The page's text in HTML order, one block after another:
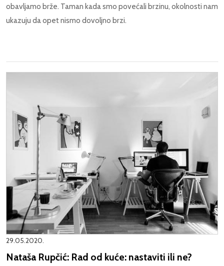
obavljamo brže. Taman kada smo povećali brzinu, okolnosti nam
ukazuju da opet nismo dovoljno brzi.
29.05.2020.
Nataša Rupčić: Rad od kuće: nastaviti ili ne?